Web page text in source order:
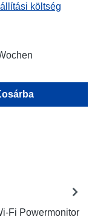
költség
meg a kívánt
Fi Powermonitor